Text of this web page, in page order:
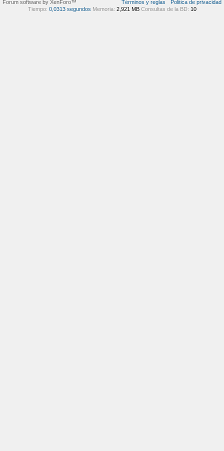
Términos y reglas
Politica de privacidad
Forum software by XenForo™
Tiempo: 0,0313 segundos Memoria: 2,921 MB Consultas de la BD: 10